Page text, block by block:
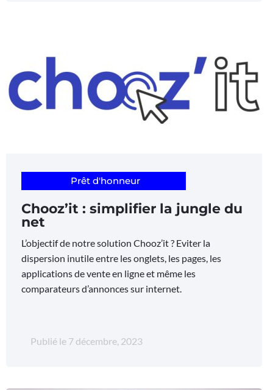
Prêt d'honneur
Chooz’it : simplifier la jungle du
net
L’objectif de notre solution Chooz’it ? Eviter la
dispersion inutile entre les onglets, les pages, les
applications de vente en ligne et même les
comparateurs d’annonces sur internet.
Publié le 7 décembre, 2023